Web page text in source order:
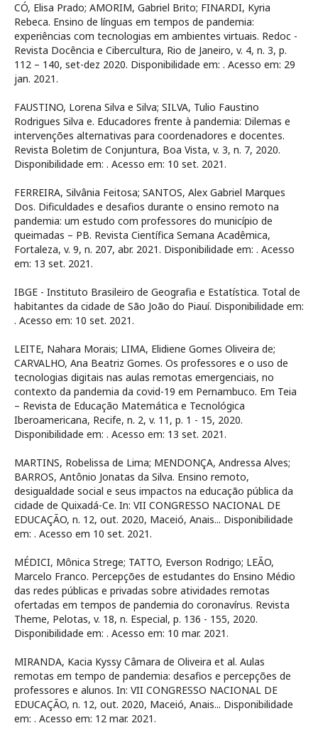
CÓ, Elisa Prado; AMORIM, Gabriel Brito; FINARDI, Kyria
Rebeca. Ensino de línguas em tempos de pandemia:
experiências com tecnologias em ambientes virtuais. Redoc -
Revista Docência e Cibercultura, Rio de Janeiro, v. 4, n. 3, p.
112 – 140, set-dez 2020. Disponibilidade em: . Acesso em: 29
jan. 2021.
FAUSTINO, Lorena Silva e Silva; SILVA, Tulio Faustino
Rodrigues Silva e. Educadores frente à pandemia: Dilemas e
intervenções alternativas para coordenadores e docentes.
Revista Boletim de Conjuntura, Boa Vista, v. 3, n. 7, 2020.
Disponibilidade em: . Acesso em: 10 set. 2021.
FERREIRA, Silvânia Feitosa; SANTOS, Alex Gabriel Marques
Dos. Dificuldades e desafios durante o ensino remoto na
pandemia: um estudo com professores do município de
queimadas – PB. Revista Científica Semana Acadêmica,
Fortaleza, v. 9, n. 207, abr. 2021. Disponibilidade em: . Acesso
em: 13 set. 2021.
IBGE - Instituto Brasileiro de Geografia e Estatística. Total de
habitantes da cidade de São João do Piauí. Disponibilidade em:
. Acesso em: 10 set. 2021.
LEITE, Nahara Morais; LIMA, Elidiene Gomes Oliveira de;
CARVALHO, Ana Beatriz Gomes. Os professores e o uso de
tecnologias digitais nas aulas remotas emergenciais, no
contexto da pandemia da covid-19 em Pernambuco. Em Teia
– Revista de Educação Matemática e Tecnológica
Iberoamericana, Recife, n. 2, v. 11, p. 1 - 15, 2020.
Disponibilidade em: . Acesso em: 13 set. 2021.
MARTINS, Robelissa de Lima; MENDONÇA, Andressa Alves;
BARROS, Antônio Jonatas da Silva. Ensino remoto,
desigualdade social e seus impactos na educação pública da
cidade de Quixadá-Ce. In: VII CONGRESSO NACIONAL DE
EDUCAÇÃO, n. 12, out. 2020, Maceió, Anais... Disponibilidade
em: . Acesso em 10 set. 2021.
MÉDICI, Mônica Strege; TATTO, Everson Rodrigo; LEÃO,
Marcelo Franco. Percepções de estudantes do Ensino Médio
das redes públicas e privadas sobre atividades remotas
ofertadas em tempos de pandemia do coronavírus. Revista
Theme, Pelotas, v. 18, n. Especial, p. 136 - 155, 2020.
Disponibilidade em: . Acesso em: 10 mar. 2021.
MIRANDA, Kacia Kyssy Câmara de Oliveira et al. Aulas
remotas em tempo de pandemia: desafios e percepções de
professores e alunos. In: VII CONGRESSO NACIONAL DE
EDUCAÇÃO, n. 12, out. 2020, Maceió, Anais... Disponibilidade
em: . Acesso em: 12 mar. 2021.